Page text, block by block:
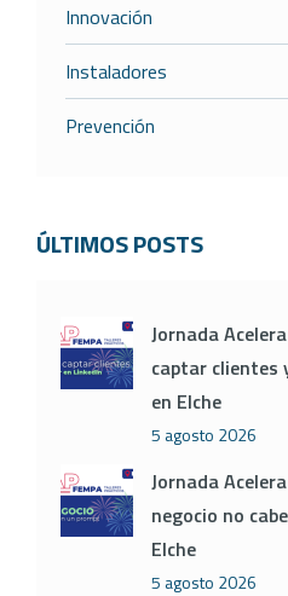
Innovación
Instaladores
Prevención
ÚLTIMOS POSTS
Jornada
captar clientes
en Elche
5 agosto 2026
Jornada
negocio no
Elche
5 agosto 2026